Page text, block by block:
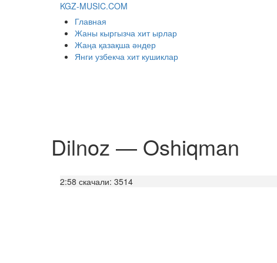
KGZ-MUSIC.COM
Главная
Жаны кыргызча хит ырлар
Жаңа қазақша әндер
Янги узбекча хит кушиклар
Dilnoz — Oshiqman
2:58 скачали: 3514